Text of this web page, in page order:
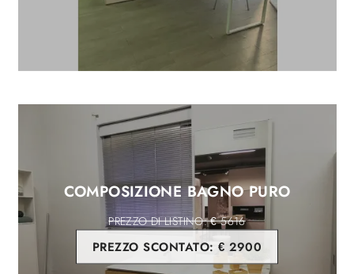
COMPOSIZIONE BAGNO PURO
€ 5616
PREZZO SCONTATO:€ 2900